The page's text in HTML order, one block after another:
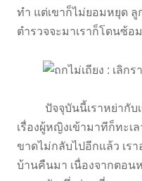
ทำ แต่เขาก็ไม่ยอมหยุด
ตำรวจจะมาเราก็โดนซ้อ
ปัจจุบันนี้เราหย่ากับเ
เรื่องผู้หญิงเข้ามาทีก็ทะเ
ขาดไม่กลับไปอีกแล้ว เร
บ้านคืนมา เนื่องจากตอน